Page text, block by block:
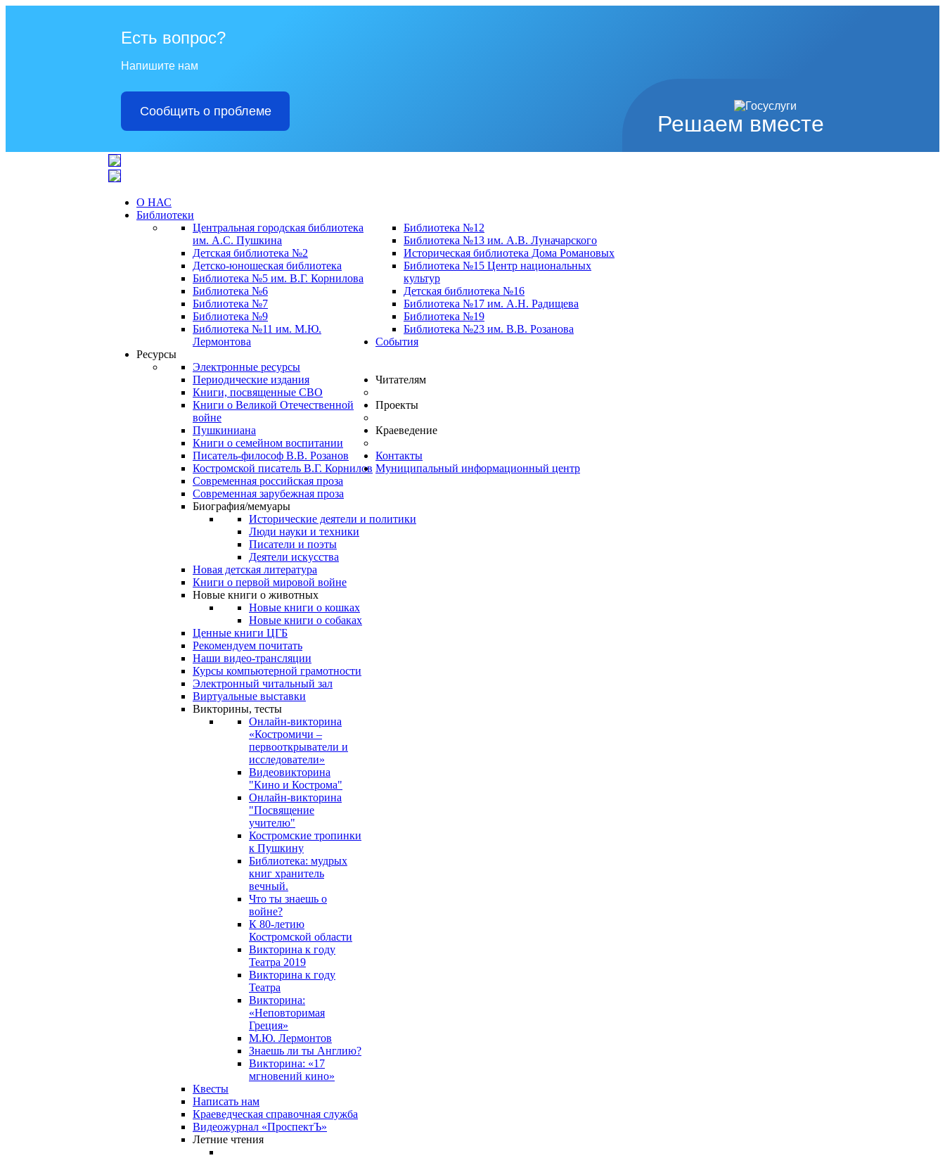
Решаем вместе
Есть вопрос?
Напишите нам
Сообщить о проблеме
О НАС
Библиотеки
Центральная городская библиотека
им. А.С. Пушкина
Детская библиотека №2
Детско-юношеская библиотека
Библиотека №5 им. В.Г. Корнилова
Библиотека №6
Библиотека №7
Библиотека №9
Библиотека №11 им. М.Ю.
Лермонтова
Библиотека №12
Библиотека №13 им. А.В. Луначарского
Историческая библиотека Дома Романовых
Библиотека №15 Центр национальных
культур
Детская библиотека №16
Библиотека №17 им. А.Н. Радищева
Библиотека №19
Библиотека №23 им. В.В. Розанова
События
Ресурсы
Электронные ресурсы
Периодические издания
Книги, посвященные СВО
Книги о Великой Отечественной
войне
Пушкиниана
Книги о семейном воспитании
Писатель-философ В.В. Розанов
Костромской писатель В.Г. Корнилов
Современная российская проза
Современная зарубежная проза
Биография/мемуары
Исторические деятели и политики
Люди науки и техники
Писатели и поэты
Деятели искусства
Новая детская литература
Книги о первой мировой войне
Новые книги о животных
Новые книги о кошках
Новые книги о собаках
Ценные книги ЦГБ
Читателям
Рекомендуем почитать
Наши видео-трансляции
Курсы компьютерной грамотности
Электронный читальный зал
Виртуальные выставки
Викторины, тесты
Онлайн-викторина
«Костромичи –
первооткрыватели и
исследователи»
Видеовикторина
"Кино и Кострома"
Онлайн-викторина
"Посвящение
учителю"
Костромские тропинки
к Пушкину
Библиотека: мудрых
книг хранитель
вечный.
Что ты знаешь о
войне?
К 80-летию
Костромской области
Викторина к году
Театра 2019
Викторина к году
Театра
Викторина:
«Неповторимая
Греция»
М.Ю. Лермонтов
Знаешь ли ты Англию?
Викторина: «17
мгновений кино»
Квесты
Написать нам
Краеведческая справочная служба
Видеожурнал «ПроспектЪ»
Проекты
Летние чтения
Краеведение
Контакты
Муниципальный информационный центр